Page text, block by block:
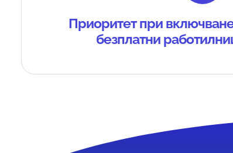
Приоритет при
безплатни